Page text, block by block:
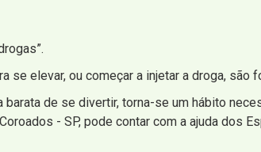
se elevar, ou começar a injetar a droga, são
de se divertir, torna-se um hábito
- SP, pode contar com a ajuda dos